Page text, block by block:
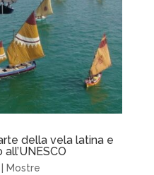
della vela latina e
Mostre